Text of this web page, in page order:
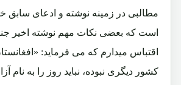
مطالبی در زمینه نوشته و ادعای سابق
است که بعضی نکات مهم نوشته اخیر
اقتباس میدارم که می فرماید: «
کشور دیگری نبوده، نباید روز را به نام